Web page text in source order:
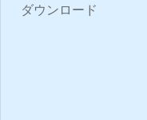
ダウンロード